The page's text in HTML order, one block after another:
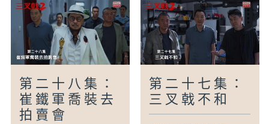
第二十八集：
崔鐵軍喬裝去
拍賣會
第二十七集：
三叉戟不和